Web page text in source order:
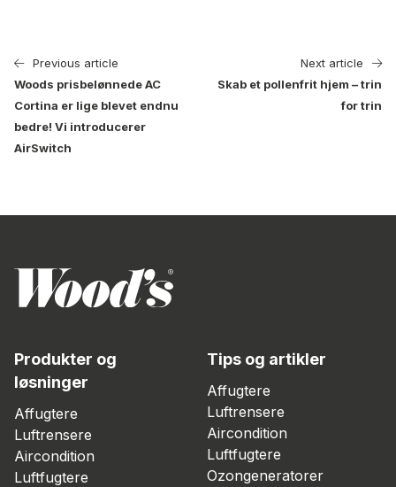
Previous article
Woods prisbelønnede AC
Cortina er lige blevet endnu
bedre! Vi introducerer
AirSwitch
Next article
Skab et pollenfrit hjem – trin
for trin
Produkter og
løsninger
Affugtere
Luftrensere
Aircondition
Luftfugtere
Tips og artikler
Affugtere
Luftrensere
Aircondition
Luftfugtere
Ozongeneratorer